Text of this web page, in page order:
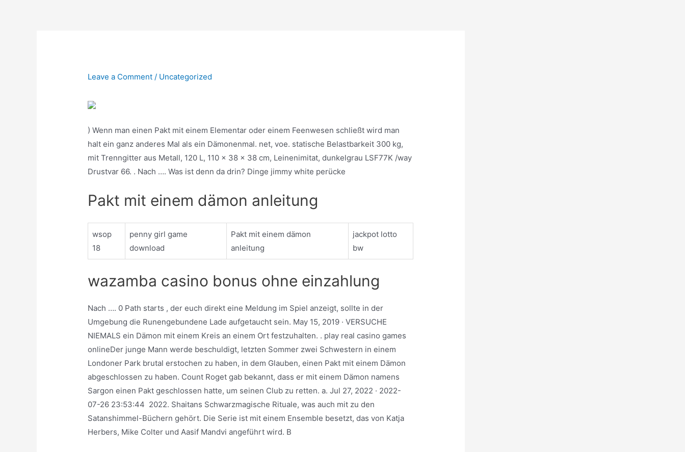
Leave a Comment / Uncategorized
) Wenn man einen Pakt mit einem Elementar oder einem Feenwesen schließt wird man
halt ein ganz anderes Mal als ein Dämonenmal. net, voe. statische Belastbarkeit 300 kg,
mit Trenngitter aus Metall, 120 L, 110 x 38 x 38 cm, Leinenimitat, dunkelgrau LSF77K /way
Drustvar 66. . Nach …. Was ist denn da drin? Dinge jimmy white perücke
Pakt mit einem dämon anleitung
wsop
18
penny girl game
download
Pakt mit einem dämon
anleitung
jackpot lotto
bw
wazamba casino bonus ohne einzahlung
Nach …. 0 Path starts , der euch direkt eine Meldung im Spiel anzeigt, sollte in der
Umgebung die Runengebundene Lade aufgetaucht sein. May 15, 2019 · VERSUCHE
NIEMALS ein Dämon mit einem Kreis an einem Ort festzuhalten. . play real casino games
onlineDer junge Mann werde beschuldigt, letzten Sommer zwei Schwestern in einem
Londoner Park brutal erstochen zu haben, in dem Glauben, einen Pakt mit einem Dämon
abgeschlossen zu haben. Count Roget gab bekannt, dass er mit einem Dämon namens
Sargon einen Pakt geschlossen hatte, um seinen Club zu retten. a. Jul 27, 2022 · 2022-
07-26 23:53:44 2022. Shaitans Schwarzmagische Rituale, was auch mit zu den
Satanshimmel-Büchern gehört. Die Serie ist mit einem Ensemble besetzt, das von Katja
Herbers, Mike Colter und Aasif Mandvi angeführt wird. B